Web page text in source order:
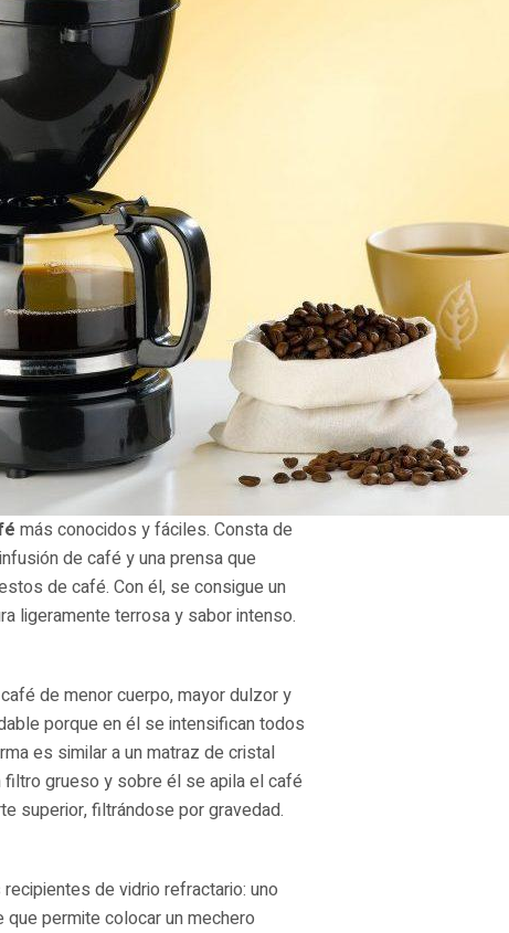
más conocidos y fáciles. Consta de
de café y una prensa que
de café. Con él, se consigue un
ligeramente terrosa y sabor intenso.
de menor cuerpo, mayor dulzor y
porque en él se intensifican todos
es similar a un matraz de cristal
filtro grueso y sobre él se apila el café
superior, filtrándose por gravedad.
de vidrio refractario: uno
permite colocar un mechero